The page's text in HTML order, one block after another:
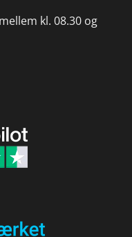
kl. 08.30 og